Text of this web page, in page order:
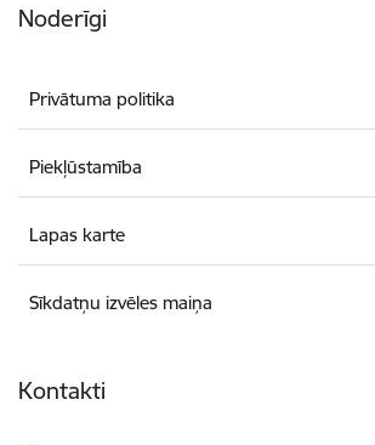
Noderīgi
Privātuma politika
Piekļūstamība
Lapas karte
Sīkdatņu izvēles maiņa
Kontakti